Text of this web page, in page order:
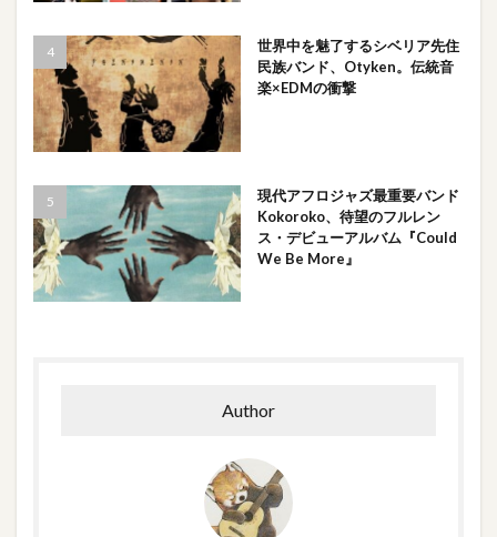
世界中を魅了するシベリア先住
民族バンド、Otyken。伝統音
楽×EDMの衝撃
現代アフロジャズ最重要バンド
Kokoroko、待望のフルレン
ス・デビューアルバム『Could
We Be More』
Author